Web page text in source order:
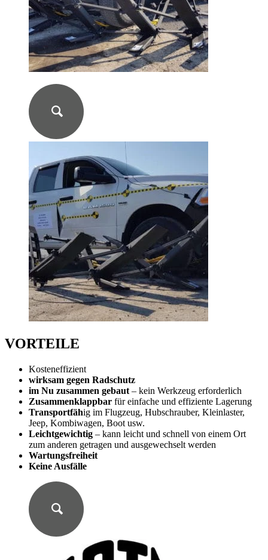
VORTEILE
Kosteneffizient
wirksam gegen Radschutz
im Nu zusammen gebaut – kein Werkzeug erforderlich
Zusammenklappbar für einfache und effiziente Lagerung
Transportfähig im Flugzeug, Hubschrauber, Kleinlaster,
Jeep, Kombiwagen, Boot usw.
Leichtgewichtig – kann leicht und schnell von einem Ort
zum anderen getragen und ausgewechselt werden
Wartungsfreiheit
Keine Ausfälle